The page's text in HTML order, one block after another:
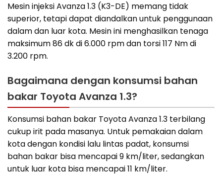
Mesin injeksi Avanza 1.3 (K3-DE) memang tidak
superior, tetapi dapat diandalkan untuk penggunaan
dalam dan luar kota. Mesin ini menghasilkan tenaga
maksimum 86 dk di 6.000 rpm dan torsi 117 Nm di
3.200 rpm.
Bagaimana dengan konsumsi bahan
bakar Toyota Avanza 1.3?
Konsumsi bahan bakar Toyota Avanza 1.3 terbilang
cukup irit pada masanya. Untuk pemakaian dalam
kota dengan kondisi lalu lintas padat, konsumsi
bahan bakar bisa mencapai 9 km/liter, sedangkan
untuk luar kota bisa mencapai 11 km/liter.